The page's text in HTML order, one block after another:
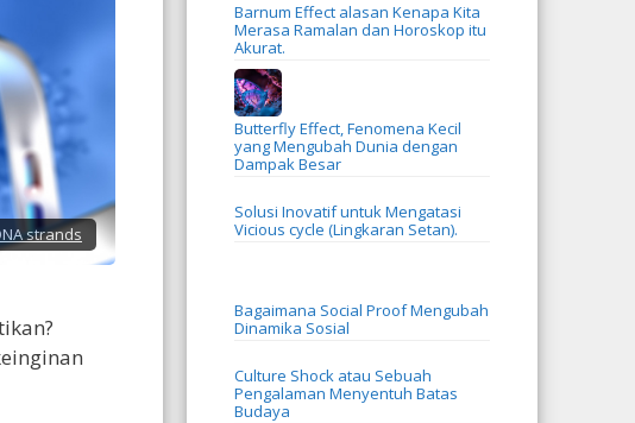
strands
Barnum Effect alasan Kenapa Kita
Merasa Ramalan dan Horoskop itu
Akurat.
Butterfly Effect, Fenomena Kecil
yang Mengubah Dunia dengan
Dampak Besar
Solusi Inovatif untuk Mengatasi
Vicious cycle (Lingkaran Setan).
Bagaimana Social Proof Mengubah
Dinamika Sosial
Culture Shock atau Sebuah
Pengalaman Menyentuh Batas
Budaya